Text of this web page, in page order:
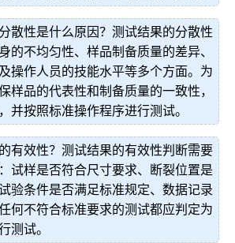
散性是什么原因？测试结果的分散性
的不均匀性、样品制备质量的差异、
操作人员的技能水平等多个方面。为
样品的代表性和制备质量的一致性，
并按照标准操作程序进行测试。
有效性？测试结果的有效性判断需要
试样是否符合尺寸要求、断裂位置是
验条件是否满足标准规定、数据记录
何不符合标准要求的测试都应判定为
测试。